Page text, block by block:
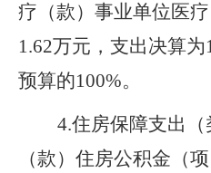
疗（款）事业单位医
1.62万元，支出决算
预算的100%。
4.住房保障支出
（款）住房公积金（